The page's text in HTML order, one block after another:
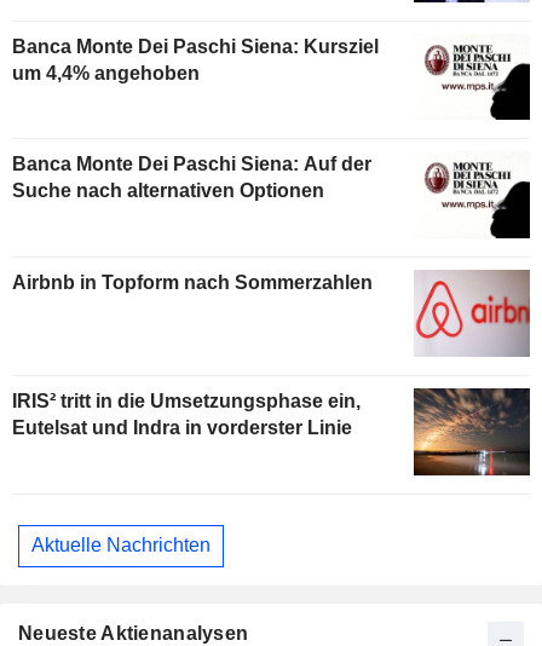
Banca Monte Dei Paschi Siena: Kursziel
um 4,4% angehoben
Banca Monte Dei Paschi Siena: Auf der
Suche nach alternativen Optionen
Airbnb in Topform nach Sommerzahlen
IRIS² tritt in die Umsetzungsphase ein,
Eutelsat und Indra in vorderster Linie
Aktuelle Nachrichten
Neueste Aktienanalysen